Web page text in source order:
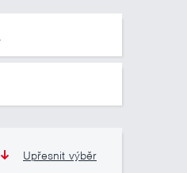
Upřesnit výběr